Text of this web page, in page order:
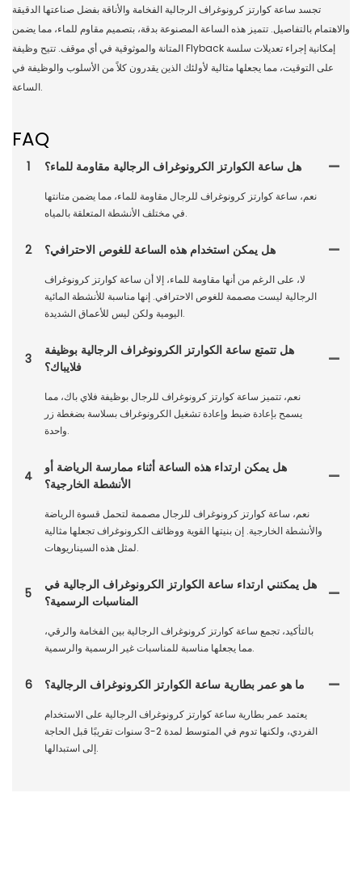
تجسد ساعة كوارتز كرونوغراف الرجالية الفخامة والأناقة بفضل صناعتها الدقيقة
والاهتمام بالتفاصيل. تتميز هذه الساعة المصنوعة بدقة، بتصميم مقاوم للماء، مما يضمن
المتانة والموثوقية في أي موقف. تتيح وظيفة Flyback إمكانية إجراء تعديلات سلسة
على التوقيت، مما يجعلها مثالية لأولئك الذين يقدرون كلاً من الأسلوب والوظيفة في
الساعة.
FAQ
1 هل ساعة الكوارتز الكرونوغراف الرجالية مقاومة للماء؟
نعم، ساعة كوارتز كرونوغراف للرجال مقاومة للماء، مما يضمن متانتها
في مختلف الأنشطة المتعلقة بالمياه.
2 هل يمكن استخدام هذه الساعة للغوص الاحترافي؟
لا، على الرغم من أنها مقاومة للماء، إلا أن ساعة كوارتز كرونوغراف
الرجالية ليست مصممة للغوص الاحترافي. إنها مناسبة للأنشطة المائية
اليومية ولكن ليس للأعماق الشديدة.
3
هل تتمتع ساعة الكوارتز الكرونوغراف الرجالية بوظيفة
فلايباك؟
نعم، تتميز ساعة كوارتز كرونوغراف للرجال بوظيفة فلاي باك، مما
يسمح بإعادة ضبط وإعادة تشغيل الكرونوغراف بسلاسة بضغطة زر
واحدة.
4
هل يمكن ارتداء هذه الساعة أثناء ممارسة الرياضة أو
الأنشطة الخارجية؟
نعم، ساعة كوارتز كرونوغراف للرجال مصممة لتحمل قسوة الرياضة
والأنشطة الخارجية. إن بنيتها القوية ووظائف الكرونوغراف تجعلها مثالية
لمثل هذه السيناريوهات.
5
هل يمكنني ارتداء ساعة الكوارتز الكرونوغراف الرجالية في
المناسبات الرسمية؟
بالتأكيد، تجمع ساعة كوارتز كرونوغراف الرجالية بين الفخامة والرقي،
مما يجعلها مناسبة للمناسبات غير الرسمية والرسمية.
6 ما هو عمر بطارية ساعة الكوارتز الكرونوغراف الرجالية؟
يعتمد عمر بطارية ساعة كوارتز كرونوغراف الرجالية على الاستخدام
الفردي، ولكنها تدوم في المتوسط ​​لمدة 2-3 سنوات تقريبًا قبل الحاجة
إلى استبدالها.